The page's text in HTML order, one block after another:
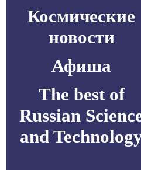
Космические
новости
Афиша
The best of
Russian
and